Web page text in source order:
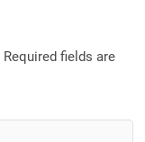
Required fields are